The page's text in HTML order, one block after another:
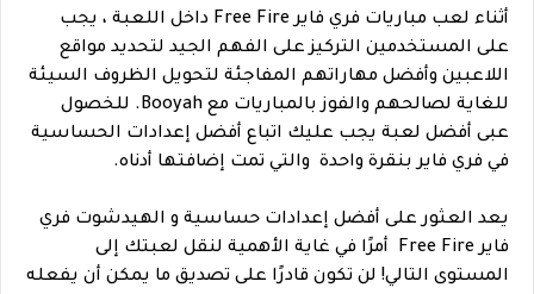
أثناء لعب مباريات فري فاير Free Fire داخل اللعبة ، يجب
على المستخدمين التركيز على الفهم الجيد لتحديد مواقع
اللاعبين وأفضل مهاراتهم المفاجئة لتحويل الظروف السيئة
للغاية لصالحهم والفوز بالمباريات مع Booyah. للخصول
عبى أفضل لعبة يجب عليك اتباع أفضل إعدادات الحساسية
في فري فاير بنقرة واحدة والتي تمت إضافتها أدناه.
يعد العثور على أفضل إعدادات حساسية و الهيدشوت فري
فاير Free Fire أمرًا في غاية الأهمية لنقل لعبتك إلى
المستوى التالي! لن تكون قادرًا على تصديق ما يمكن أن يفعله